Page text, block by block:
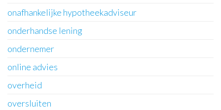
onafhankelijke hypotheekadviseur
onderhandse lening
ondernemer
online advies
overheid
oversluiten